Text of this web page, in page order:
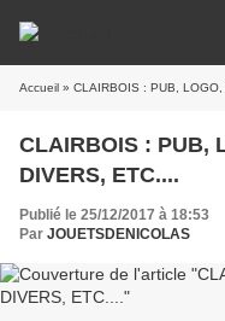
Accueil » CLAIRBOIS : PUB, LOGO,
CLAIRBOIS : PUB,
DIVERS, ETC....
Publié le 25/12/2017 à 18:53
Par JOUETSDENICOLAS